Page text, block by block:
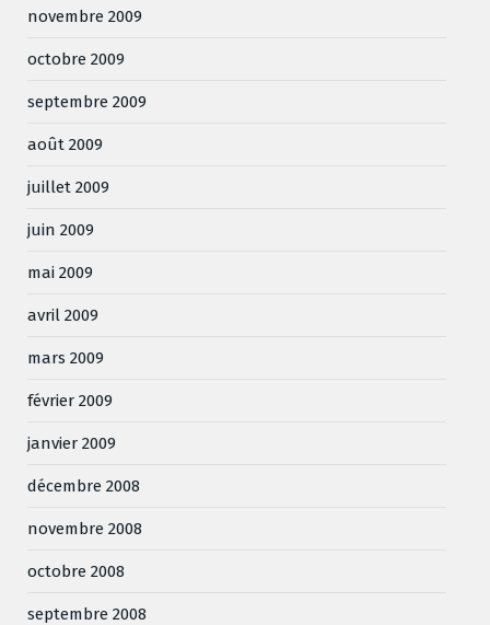
novembre 2009
octobre 2009
septembre 2009
août 2009
juillet 2009
juin 2009
mai 2009
avril 2009
mars 2009
février 2009
janvier 2009
décembre 2008
novembre 2008
octobre 2008
septembre 2008